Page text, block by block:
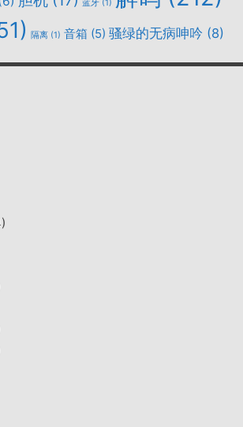
蓝牙 (1)
隔离 (1) 音箱 (5) 骚绿的无病呻吟 (8)